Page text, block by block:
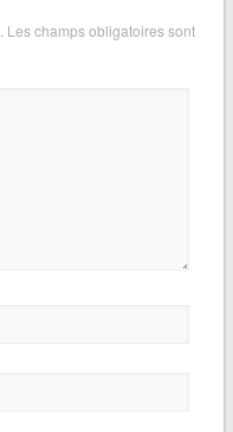
Les champs obligatoires sont